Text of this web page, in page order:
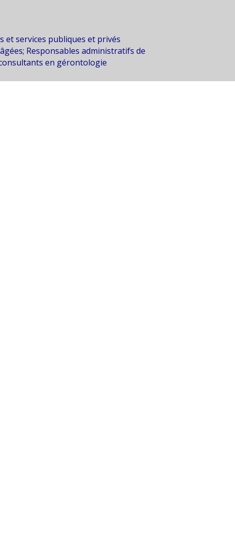
et services publiques et privés
Responsables administratifs de
en gérontologie